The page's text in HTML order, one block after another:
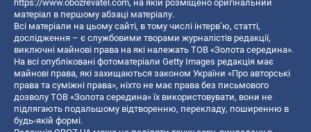
https://www.obozrevatel.com, на якій розміщено оригінальний
матеріал в першому абзаці матеріалу.
Всі матеріали на цьому сайті, в тому числі інтерв’ю, статті,
дослідження – є службовими творами журналістів редакції,
виключні майнові права на які належать ТОВ «Золота середина».
На всі опубліковані фотоматеріали Getty Images редакція має
майнові права, які захищаються законом України «Про авторські
права та суміжні права», ніхто не має права без письмового
дозволу ТОВ «Золота середина» їх використовувати, вони не
підлягають подальшому відтворенню, перекладу, поширенню в
будь-якій формі.